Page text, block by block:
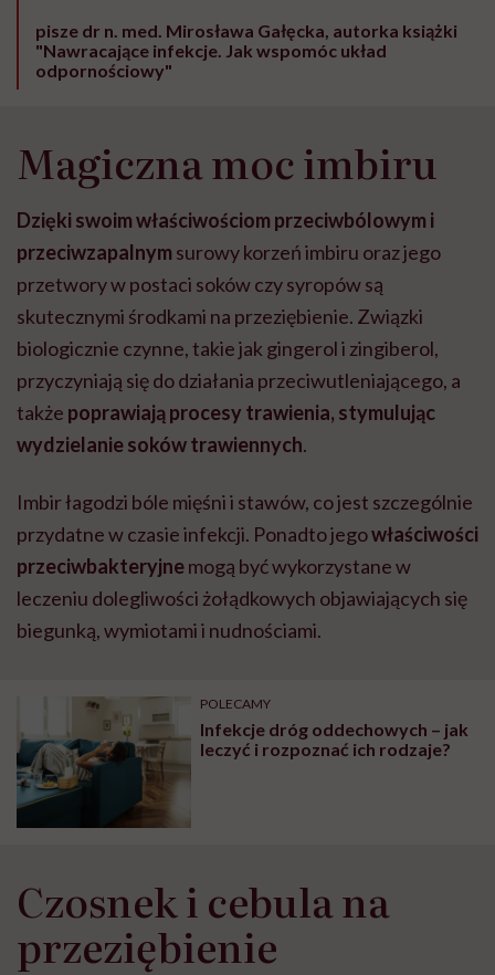
pisze dr n. med. Mirosława Gałęcka, autorka książki
"Nawracające infekcje. Jak wspomóc układ
odpornościowy"
Magiczna moc imbiru
Dzięki swoim właściwościom przeciwbólowym i
przeciwzapalnym surowy korzeń imbiru oraz jego
przetwory w postaci soków czy syropów są
skutecznymi środkami na przeziębienie. Związki
biologicznie czynne, takie jak gingerol i zingiberol,
przyczyniają się do działania przeciwutleniającego, a
także poprawiają procesy trawienia, stymulując
wydzielanie soków trawiennych.
Imbir łagodzi bóle mięśni i stawów, co jest szczególnie
przydatne w czasie infekcji. Ponadto jegowłaściwości
przeciwbakteryjnemogą być wykorzystane w
leczeniu dolegliwości żołądkowych objawiających się
biegunką, wymiotami i nudnościami.
POLECAMY
Infekcje dróg oddechowych – jak
leczyć i rozpoznać ich rodzaje?
Czosnek i cebula na
przeziębienie